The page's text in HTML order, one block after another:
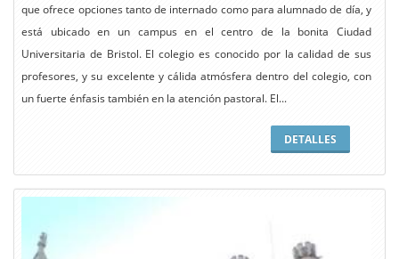
que ofrece opciones tanto de internado como para alumnado de día, y
está ubicado en un campus en el centro de la bonita Ciudad
Universitaria de Bristol. El colegio es conocido por la calidad de sus
profesores, y su excelente y cálida atmósfera dentro del colegio, con
un fuerte énfasis también en la atención pastoral. El...
DETALLES